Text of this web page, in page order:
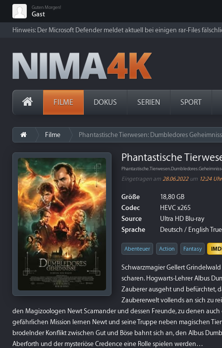
Guten Morgen!
Gast
Hinweis: Der Microsoft Defender meldet aktuell bei einigen rar-Files
FILME DOKUS SERIEN SPORT
Filme Phantastische Tierwesen: Dumbledores
Phantastische
Eingetragen am 28.06.2022um 12:24 Uhr
Größe
18,80 GB
Codec
HEVC x265
Source
Ultra HD Blu-ray
Sprache
Deutsch / English
Abenteuer Action Fantasy
Schwarzmagier Gellert
scharen. Hogwarts-Lehrer Albus
Zauberer ausgeht und befürchtet,
Zaubererwelt vollends an sich zu
den Magizoologen Newt Scamander und dessen Freunde, zu denen
gefährlichen Mission lernen Newt und seine Truppe neben magischen
brodelnder Konflikt zwischen Gut und Böse bahnt sich an, den Albus
Aberforth und der mysteriöse Credence eine Rolle spielen werden…